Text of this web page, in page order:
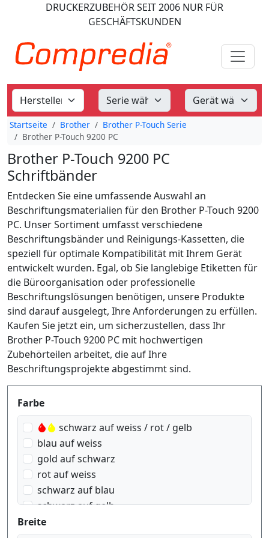
DRUCKERZUBEHÖRSEIT 2006 NUR FÜR
GESCHÄFTSKUNDEN
Startseite Brother
Brother P-Touch Serie
Brother P-Touch 9200 PC
Brother P-Touch 9200 PC
Schriftbänder
Entdecken Sie eine umfassende Auswahl an
Beschriftungsmaterialien für den Brother P-Touch 9200
PC. Unser Sortiment umfasst verschiedene
Beschriftungsbänder und Reinigungs-Kassetten, die
speziell für optimale Kompatibilität mit Ihrem Gerät
entwickelt wurden. Egal, ob Sie langlebige Etiketten für
die Büroorganisation oder professionelle
Beschriftungslösungen benötigen, unsere Produkte
sind darauf ausgelegt, Ihre Anforderungen zu erfüllen.
Kaufen Sie jetzt ein, um sicherzustellen, dass Ihr
Brother P-Touch 9200 PC mit hochwertigen
Zubehörteilen arbeitet, die auf Ihre
Beschriftungsprojekte abgestimmt sind.
Produktfilter
Farbe
schwarz auf weiss / rot / gelb
blau auf weiss
gold auf schwarz
rot auf weiss
schwarz auf blau
schwarz auf gelb
schwarz auf grün
Breite